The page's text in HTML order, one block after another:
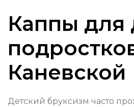
Каппы для
Каневской
Детский бруксизм часто